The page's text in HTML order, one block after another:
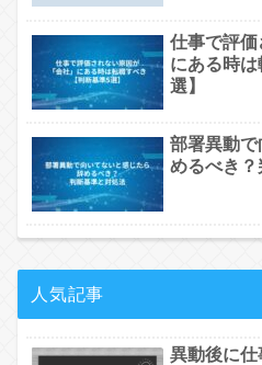
仕事で評価
にある時
選】
部署異動
めるべき
人気記事
異動後に